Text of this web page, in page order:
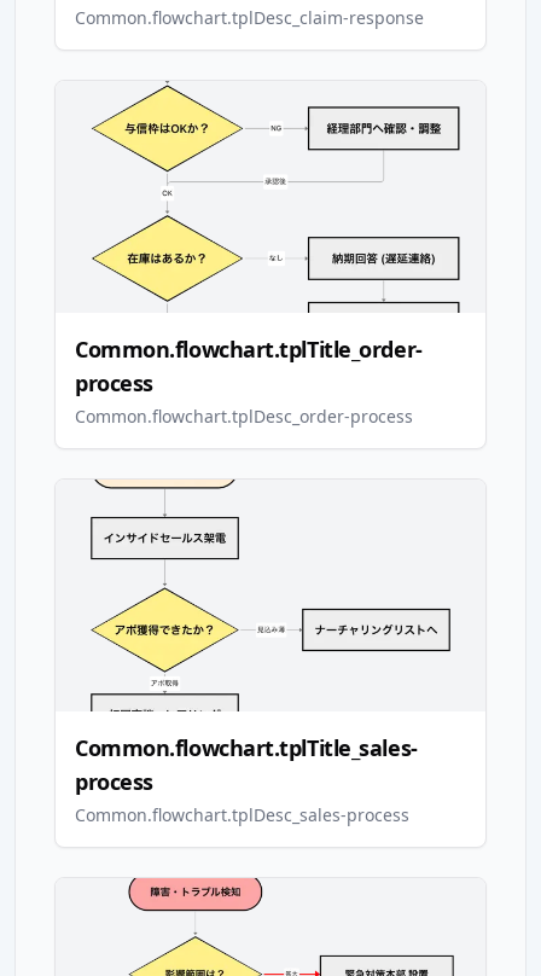
Common.flowchart.tplDesc_claim-response
Common.flowchart.tplTitle_order-
process
Common.flowchart.tplDesc_order-process
Common.flowchart.tplTitle_sales-
process
Common.flowchart.tplDesc_sales-process